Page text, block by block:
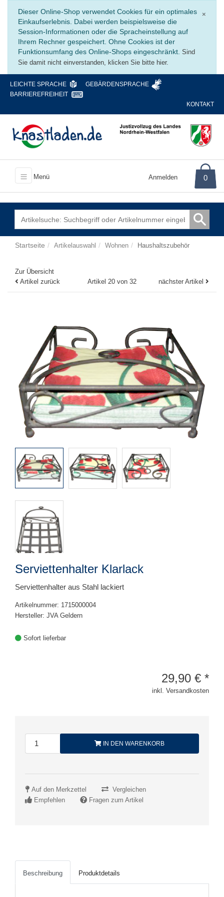
×
Dieser Online-Shop verwendet Cookies für ein optimales
Einkaufserlebnis. Dabei werden beispielsweise die
Session-Informationen oder die Spracheinstellung auf
Ihrem Rechner gespeichert. Ohne Cookies ist der
Funktionsumfang des Online-Shops eingeschränkt. Sind
Sie damit nicht einverstanden, klicken Sie bitte hier.
LEICHTE SPRACHE
GEBÄRDENSPRACHE
BARRIEREFREIHEIT
KONTAKT
Menü Anmelden 0
Startseite Artikelauswahl Wohnen Haushaltszubehör
Zur Übersicht
Artikel zurück
Artikel 20 von 32 nächster Artikel
Serviettenhalter Klarlack
Serviettenhalter aus Stahl lackiert
Artikelnummer: 1715000004
Hersteller: JVA Geldern
Sofort lieferbar
29,90 € *
inkl. Versandkosten
IN DEN WARENKORB
Auf den Merkzettel
Vergleichen
Empfehlen
Fragen zum Artikel
Beschreibung Produktdetails